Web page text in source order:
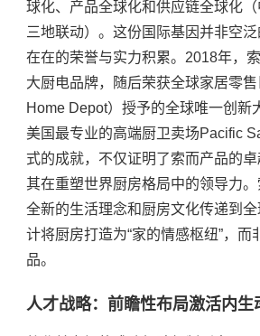
球化、产品全球化和供应链全球化
三地联动）。这份国际基因并非空
在在的荣誉与实力积累。 2018年，
大厨电品牌，随后荣获全球家居零
Home Depot）授予的全球唯一创新
美国最专业的高端厨卫卖场Pacific
式的成就，不仅证明了索而产品的
其在重塑世界厨房格局中的领导力
全新的生活理念和厨房文化传递到
计将厨房打造为“家的情感枢纽”，而
品。
人才战略：前瞻性布局激活内生